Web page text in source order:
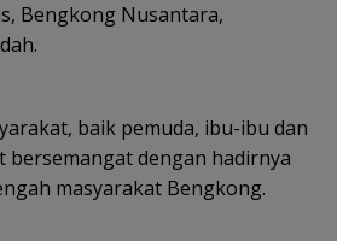
Bengkong Nusantara,
baik pemuda, ibu-ibu dan
dengan hadirnya
masyarakat Bengkong.